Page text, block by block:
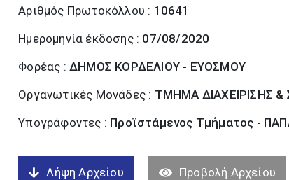
Αριθμός Πρωτοκόλλου : 10641
Ημερομηνία έκδοσης : 07/08/2020
Φορέας :ΔΗΜΟΣ ΚΟΡΔΕΛΙΟΥ - ΕΥΟΣΜΟΥ
Οργανωτικές Μονάδες : ΤΜΗΜΑ ΔΙΑΧΕΙΡΙΣΗΣ
Υπογράφοντες : Προϊστάμενος Τμήματος -
Λήψη Αρχείου Προβολή Αρχείου